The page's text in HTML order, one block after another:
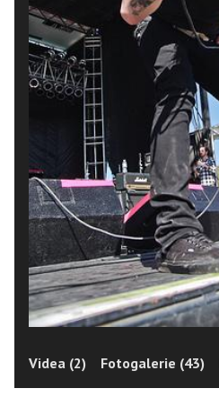
Videa (2) Fotogalerie (43)